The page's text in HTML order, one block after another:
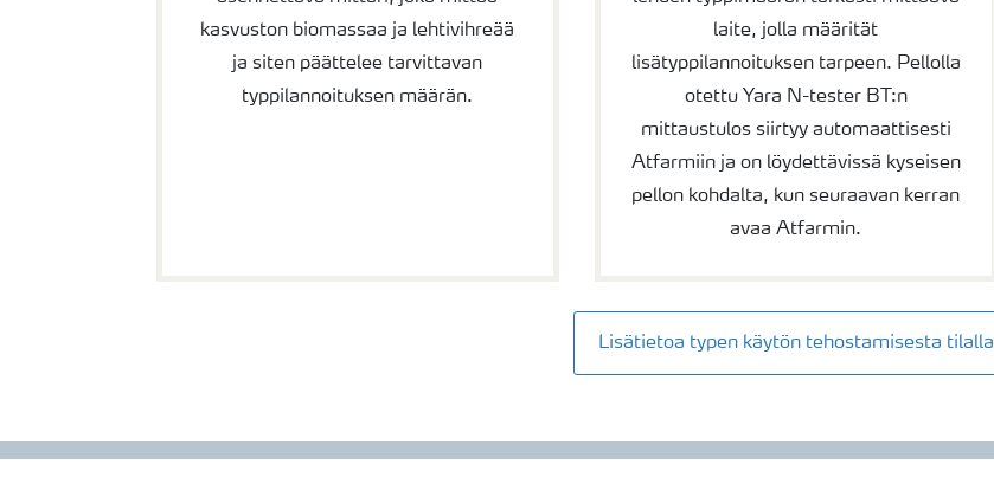
kasvuston biomassaa ja lehtivihreää
ja siten päättelee tarvittavan
typpilannoituksen määrän.
laite, jolla määrität
lisätyppilannoituksen tarpeen. Pellolla
otettu Yara N-tester BT:n
mittaustulos siirtyy automaattisesti
Atfarmiin ja on löydettävissä kyseisen
pellon kohdalta, kun seuraavan kerran
avaa Atfarmin.
Lisätietoa typen käytön tehostamisesta tilalla